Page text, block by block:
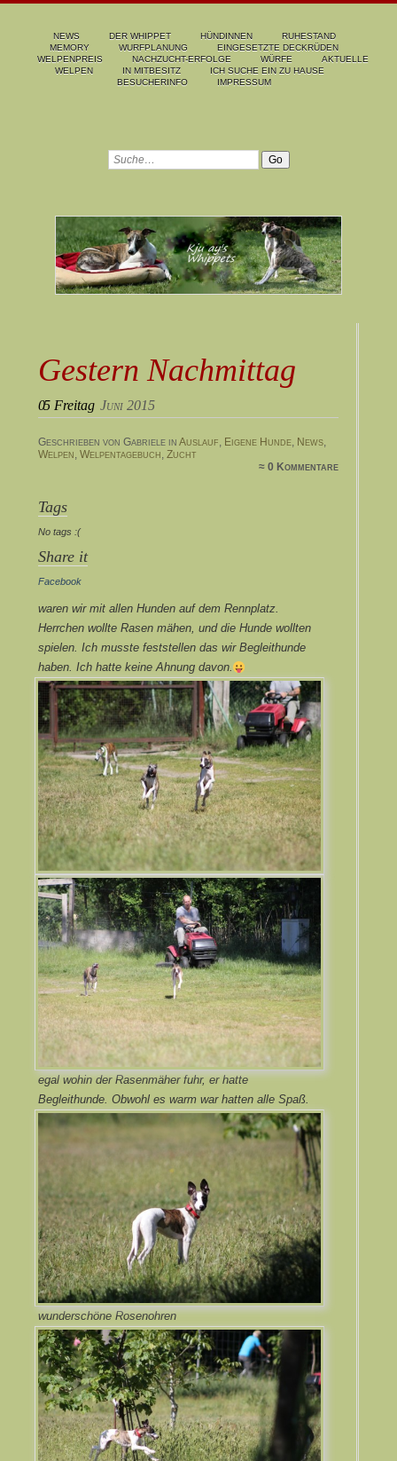
NEWS DER WHIPPET HÜNDINNEN
RUHESTAND
MEMORY
WURFPLANUNG
EINGESETZTE DECKRÜDEN
WELPENPREIS
NACHZUCHT-ERFOLGE WÜRFE
AKTUELLE
WELPEN
IN MITBESITZ
ICH SUCHE EIN ZU HAUSE
BESUCHERINFO
IMPRESSUM
Gestern Nachmittag
05 Freitag Juni 2015
Geschrieben von Gabriele in Auslauf, Eigene Hunde, News,
Welpen, Welpentagebuch, Zucht
≈ 0 Kommentare
Tags
No tags :(
Share it
Facebook
waren wir mit allen Hunden auf dem Rennplatz.
Herrchen wollte Rasen mähen, und die Hunde wollten
spielen. Ich musste feststellen das wir Begleithunde
haben. Ich hatte keine Ahnung davon.
egal wohin der Rasenmäher fuhr, er hatte
Begleithunde. Obwohl es warm war hatten alle Spaß.
wunderschöne Rosenohren